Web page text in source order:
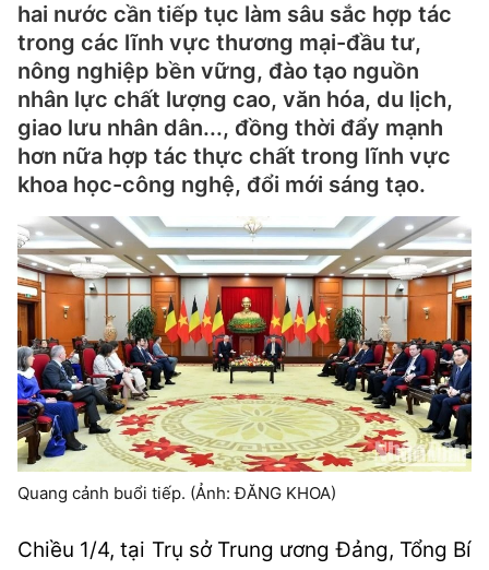
hai nước cần tiếp tục làm sâu sắc hợp tác
trong các lĩnh vực thương mại-đầu tư,
nông nghiệp bền vững, đào tạo nguồn
nhân lực chất lượng cao, văn hóa, du lịch,
giao lưu nhân dân..., đồng thời đẩy mạnh
hơn nữa hợp tác thực chất trong lĩnh vực
khoa học-công nghệ, đổi mới sáng tạo.
Quang cảnh buổi tiếp. (Ảnh: ĐĂNG KHOA)
Chiều 1/4, tại Trụ sở Trung ương Đảng, Tổng Bí